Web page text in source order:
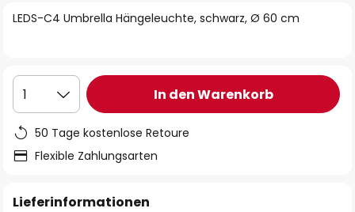
LEDS-C4 Umbrella Hängeleuchte, schwarz, Ø 60 cm
1 In den Warenkorb
50 Tage kostenlose Retoure
Flexible Zahlungsarten
Lieferinformationen